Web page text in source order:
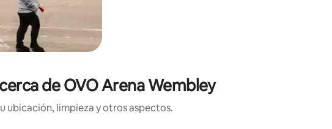
de OVO Arena Wembley
ubicación, limpieza y otros aspectos.